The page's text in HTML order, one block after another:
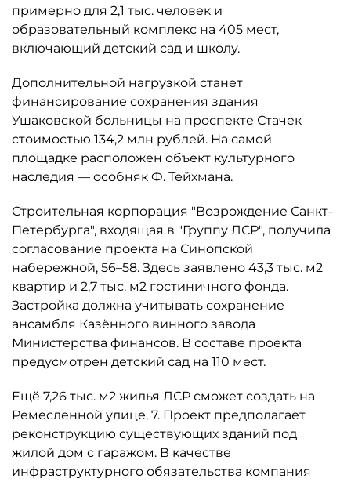
примерно для 2,1 тыс. человек и
образовательный комплекс на 405 мест,
включающий детский сад и школу.
Дополнительной нагрузкой станет
финансирование сохранения здания
Ушаковской больницы на проспекте Стачек
стоимостью 134,2 млн рублей. На самой
площадке расположен объект культурного
наследия — особняк Ф. Тейхмана.
Строительная корпорация "Возрождение Санкт-
Петербурга", входящая в "Группу ЛСР", получила
согласование проекта на Синопской
набережной, 56–58. Здесь заявлено 43,3 тыс. м2
квартир и 2,7 тыс. м2 гостиничного фонда.
Застройка должна учитывать сохранение
ансамбля Казённого винного завода
Министерства финансов. В составе проекта
предусмотрен детский сад на 110 мест.
Ещё 7,26 тыс. м2 жилья ЛСР сможет создать на
Ремесленной улице, 7. Проект предполагает
реконструкцию существующих зданий под
жилой дом с гаражом. В качестве
инфраструктурного обязательства компания